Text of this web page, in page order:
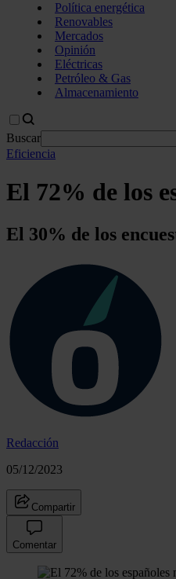
Política energética
Renovables
Mercados
Opinión
Eléctricas
Petróleo & Gas
Almacenamiento
Buscar
Eficiencia
El 72% de los
El 30% de los
Redacción
05/12/2023
Compartir
Comentar